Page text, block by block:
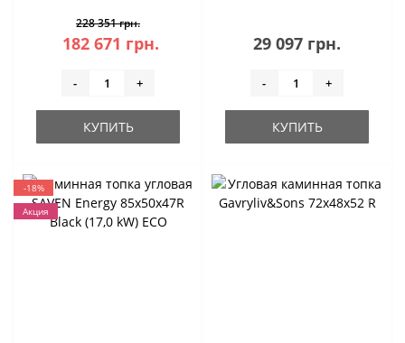
228 351 грн.
182 671 грн.
- +
КУПИТЬ
29 097 грн.
- +
КУПИТЬ
-18%
Акция